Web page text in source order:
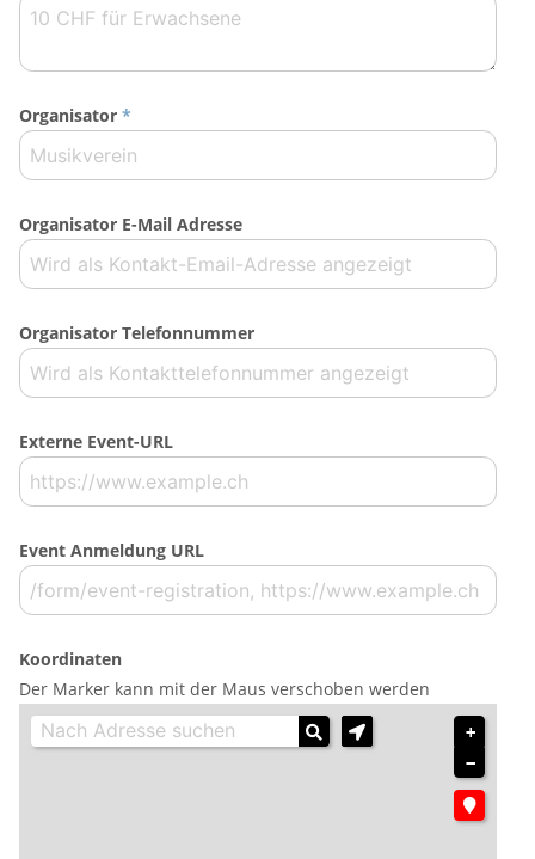
Organisator *
Organisator E-Mail Adresse
Organisator Telefonnummer
Externe Event-URL
Event Anmeldung URL
Koordinaten
Der Marker kann mit der Maus verschoben werden
+
−